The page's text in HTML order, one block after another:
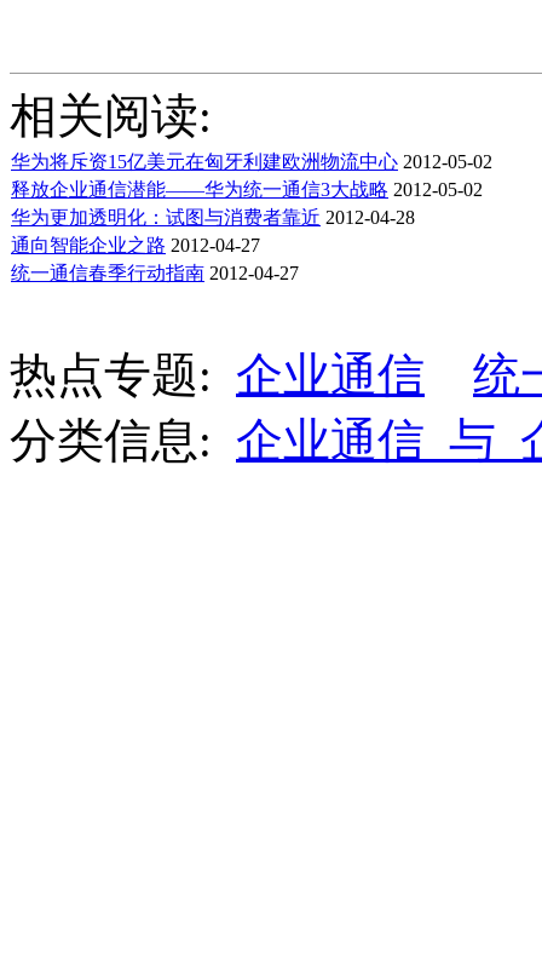
相关阅读:
华为将斥资15亿美元在匈牙利建欧洲物流中心 2012-05-02
释放企业通信潜能——华为统一通信3大战略 2012-05-02
华为更加透明化：试图与消费者靠近 2012-04-28
通向智能企业之路 2012-04-27
统一通信春季行动指南 2012-04-27
热点专题: 企业通信
统
分类信息: 企业通信_与_